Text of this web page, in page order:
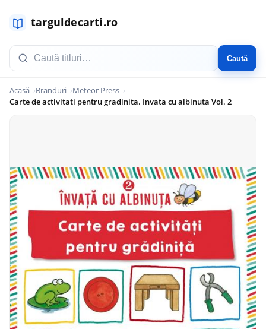
Caută
Acasă Branduri
Meteor Press
Carte de activitati pentru gradinita. Invata cu albinuta Vol. 2